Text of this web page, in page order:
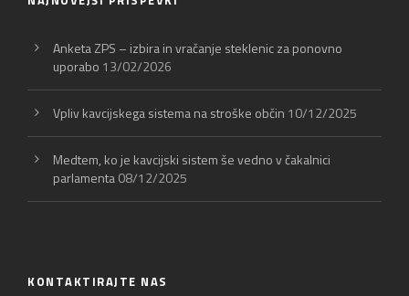
Anketa ZPS – izbira in vračanje steklenic za ponovno
uporabo 13/02/2026
Vpliv kavcijskega sistema na stroške občin 10/12/2025
Medtem, ko je kavcijski sistem še vedno v čakalnici
parlamenta08/12/2025
KONTAKTIRAJTE NAS